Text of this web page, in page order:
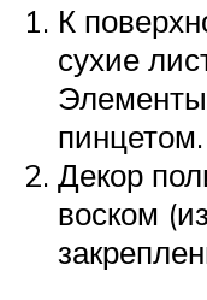
К
сухие
Элементы
пинцетом.
Декор
воском